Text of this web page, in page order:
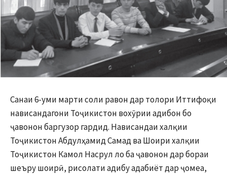
Санаи 6-уми марти соли равон дар толори Иттифоқи
нависандагони Тоҷикистон вохӯрии адибон бо
ҷавонон баргузор гардид. Нависандаи халқии
Тоҷикистон Абдулҳамид Самад ва Шоири халқии
Тоҷикистон Камол Насрул ло ба ҷавонон дар бораи
шеъру шоирӣ, рисолати адибу адабиёт дар ҷомеа,